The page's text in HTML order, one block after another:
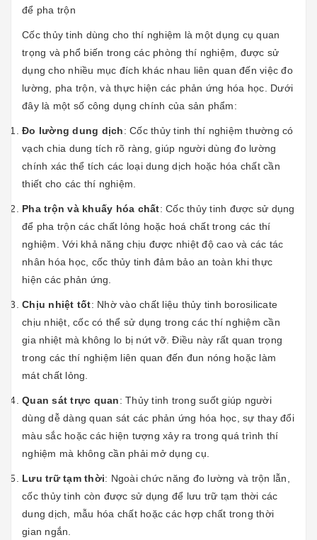
để pha trộn
Cốc thủy tinh dùng cho thí nghiệm là một dụng cụ quan
trọng và phổ biến trong các phòng thí nghiệm, được sử
dụng cho nhiều mục đích khác nhau liên quan đến việc đo
lường, pha trộn, và thực hiện các phản ứng hóa học. Dưới
đây là một số công dụng chính của sản phẩm:
Đo lường dung dịch: Cốc thủy tinh thí nghiệm thường có
vạch chia dung tích rõ ràng, giúp người dùng đo lường
chính xác thể tích các loại dung dịch hoặc hóa chất cần
thiết cho các thí nghiệm.
Pha trộn và khuấy hóa chất: Cốc thủy tinh được sử dụng
để pha trộn các chất lỏng hoặc hoá chất trong các thí
nghiệm. Với khả năng chịu được nhiệt độ cao và các tác
nhân hóa học, cốc thủy tinh đảm bảo an toàn khi thực
hiện các phản ứng.
Chịu nhiệt tốt: Nhờ vào chất liệu thủy tinh borosilicate
chịu nhiệt, cốc có thể sử dụng trong các thí nghiệm cần
gia nhiệt mà không lo bị nứt vỡ. Điều này rất quan trọng
trong các thí nghiệm liên quan đến đun nóng hoặc làm
mát chất lỏng.
Quan sát trực quan: Thủy tinh trong suốt giúp người
dùng dễ dàng quan sát các phản ứng hóa học, sự thay đổi
màu sắc hoặc các hiện tượng xảy ra trong quá trình thí
nghiệm mà không cần phải mở dụng cụ.
Lưu trữ tạm thời: Ngoài chức năng đo lường và trộn lẫn,
cốc thủy tinh còn được sử dụng để lưu trữ tạm thời các
dung dịch, mẫu hóa chất hoặc các hợp chất trong thời
gian ngắn.